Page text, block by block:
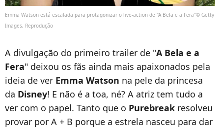
Emma Watson está escalada para protagonizar o live-action de "A Bela e a Fera"© Getty
Images, Reprodução
A divulgação do primeiro trailer de "A Bela e a
Fera" deixou os fãs ainda mais apaixonados pela
ideia de ver Emma Watson na pele da princesa
da Disney! E não é a toa, né? A atriz tem tudo a
ver com o papel. Tanto que o Purebreak resolveu
provar por A + B porque a estrela nasceu para dar